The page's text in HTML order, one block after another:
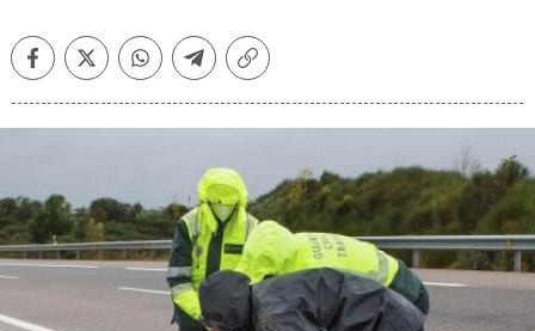
FacebookTwitterWhatsappTelegramCopiar